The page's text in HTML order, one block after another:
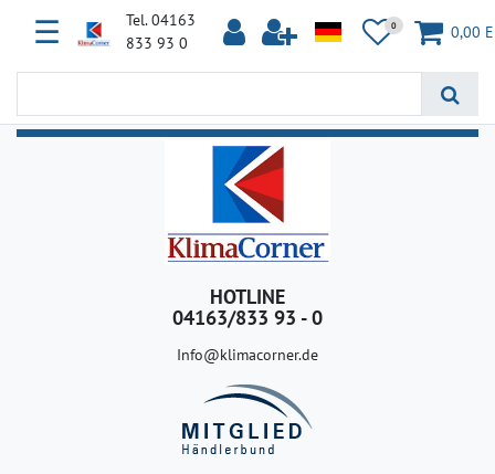
☰
Tel. 04163
833 93 0
0 0,00
HOTLINE
04163/833 93 - 0
Info@klimacorner.de